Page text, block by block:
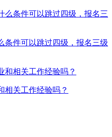
条件可以跳过四级，报名三级
相关工作经验吗？